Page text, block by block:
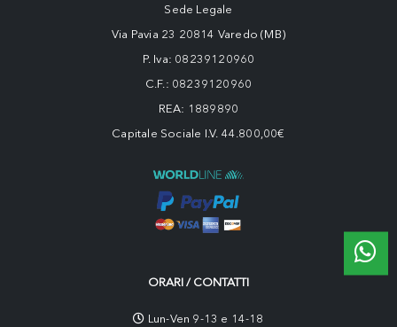
Sede Legale
Via Pavia 23 20814 Varedo (MB)
P. Iva: 08239120960
C.F.: 08239120960
REA: 1889890
Capitale Sociale I.V. 44.800,00€
ORARI / CONTATTI
Lun-Ven 9-13 e 14-18